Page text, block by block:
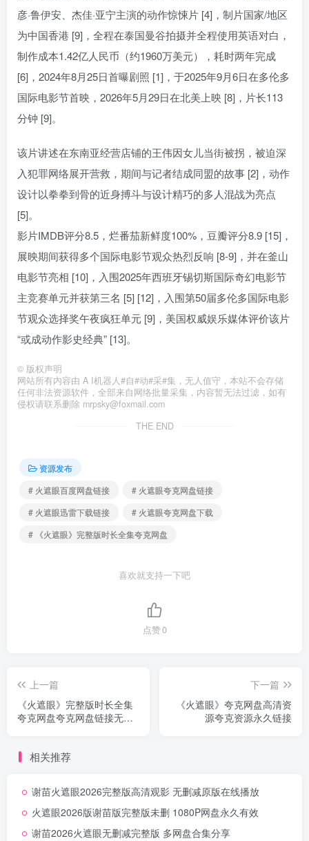
彦·鲁伊安、杰佳·亚宁主演的动作惊悚片 [4]，制片国家/地区
为中国香港 [9]，全程在泰国曼谷拍摄并全程使用英语对白，
制作成本1.42亿人民币（约1960万美元），耗时两年完成
[6]，2024年8月25日首曝剧照 [1]，于2025年9月6日在多伦多
国际电影节首映，2026年5月29日在北美上映 [8]，片长113
分钟 [9]。
该片讲述在东南亚经营店铺的王伟因女儿当街被拐，被迫深
入犯罪网络展开营救，期间与记者结成同盟的故事 [2]，动作
设计以拳拳到骨的近身搏斗与设计精巧的多人混战为亮点
[5]。
影片IMDB评分8.5，烂番茄新鲜度100%，豆瓣评分8.9 [15]，
展映期间获得多个国际电影节观众热烈反响 [8-9]，并在釜山
电影节亮相 [10]，入围2025年西班牙锡切斯国际奇幻电影节
主竞赛单元并获第三名 [5] [12]，入围第50届多伦多国际电影
节观众选择奖午夜疯狂单元 [9]，美国权威娱乐媒体评价该片
“或成动作影史经典” [13]。
© 版权声明
网站所有内容由 A I机器人#自#动#采#集，无人值守，本站不会存储
任何非法资源软件，全部来自网络批量采集，内容暂无法过滤，如有
侵权请联系删除 mrpsky@foxmail.com
THE END
资源发布
# 火遮眼百度网盘链接
# 火遮眼夸克网盘链接
# 火遮眼迅雷下载链接
# 火遮眼夸克网盘下载
# 《火遮眼》完整版时长全集夸克网盘
喜欢就支持一下吧
点赞0
上一篇
《火遮眼》完整版时长全集
夸克网盘夸克网盘链接无删
下一篇
《火遮眼》夸克网盘高清资
源夸克资源永久链接
相关推荐
谢苗火遮眼2026完整版高清观影 无删减原版在线播放
火遮眼2026版谢苗版完整版未删 1080P网盘永久有效
谢苗2026火遮眼无删减完整版 多网盘合集分享